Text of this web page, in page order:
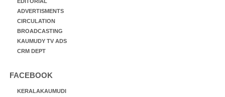
ADVERTISMENTS
CIRCULATION
BROADCASTING
KAUMUDY TV ADS
CRM DEPT
FACEBOOK
KERALAKAUMUDI